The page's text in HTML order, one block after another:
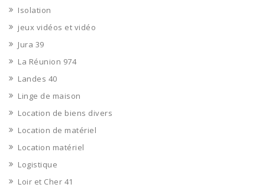
Isolation
jeux vidéos et vidéo
Jura 39
La Réunion 974
Landes 40
Linge de maison
Location de biens divers
Location de matériel
Location matériel
Logistique
Loir et Cher 41